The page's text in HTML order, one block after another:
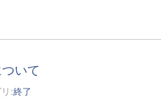
いて
:終了